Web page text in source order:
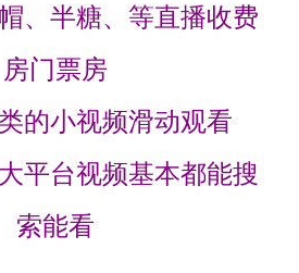
、半糖、等直播收费
房门票房
的小视频滑动观看
平台视频基本都能搜
索能看